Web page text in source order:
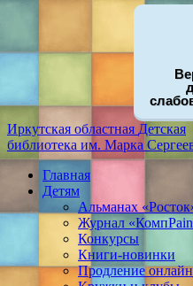
Иркутская областная Детская
библиотека им. Марка
Главная
Детям
Альманах
Журнал
Конкурсы
Книги-новинки
Продление онлайн